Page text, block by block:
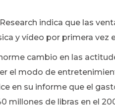
indica que las
y vídeo por primera vez
cambio en las
el modo de
en su informe que el
millones de libras en el